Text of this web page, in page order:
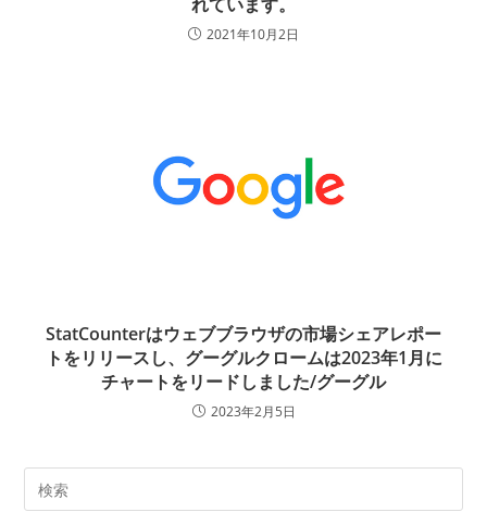
2021年10月2日
StatCounterはウェブブラウザの市場シェアレポー
トをリリースし、グーグルクロームは2023年1月に
チャートをリードしました/グーグル
2023年2月5日